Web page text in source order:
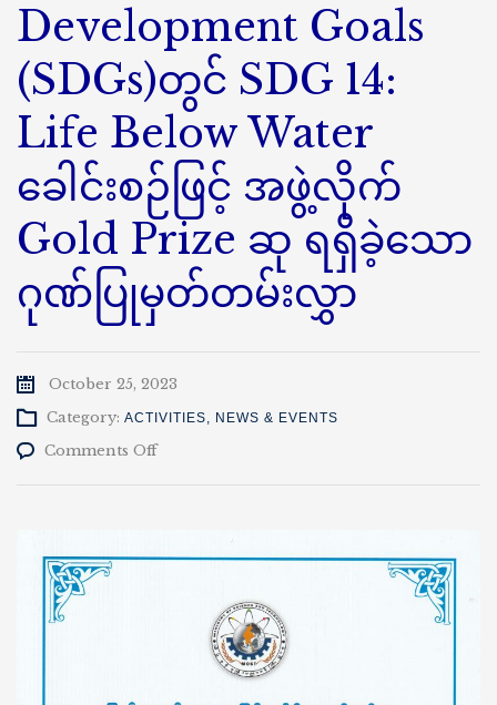
Development Goals
(SDGs)တွင် SDG 14:
Life Below Water
ခေါင်းစဉ်ဖြင့် အဖွဲ့လိုက်
Gold Prize ဆု ရရှိခဲ့သော
ဂုဏ်ပြုမှတ်တမ်းလွှာ
October 25, 2023
Category: ACTIVITIES, NEWS & EVENTS
Comments Offon
the
Sustainable
Development